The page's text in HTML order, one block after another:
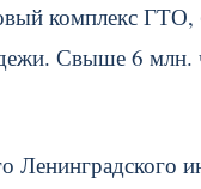
комплекс
Свыше 6
Ленинградского